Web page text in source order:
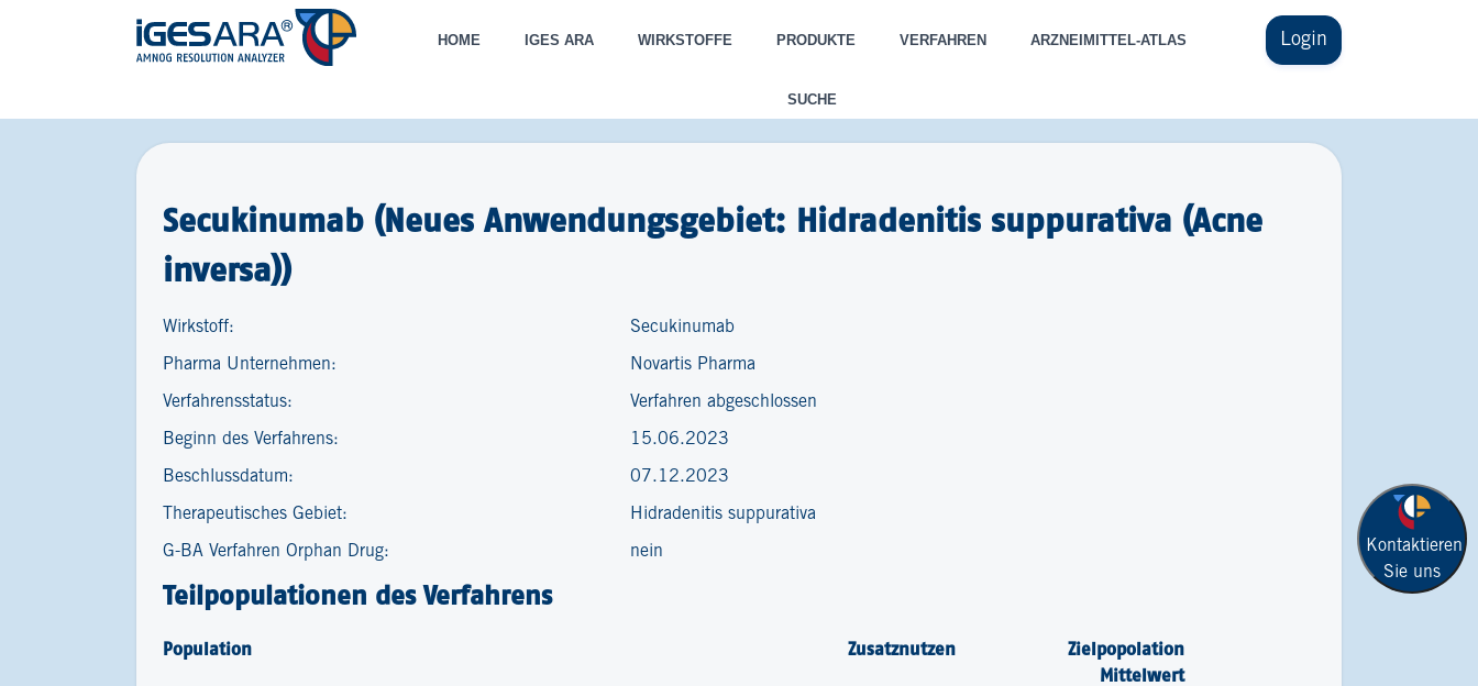
Login
HOME IGES ARA WIRKSTOFFE PRODUKTE VERFAHREN ARZNEIMITTEL-ATLAS
SUCHE
Kontaktieren
Sie uns
Secukinumab (Neues Anwendungsgebiet: Hidradenitis suppurativa (Acne
inversa))
Wirkstoff: Secukinumab
Pharma Unternehmen: Novartis Pharma
Verfahrensstatus: Verfahren abgeschlossen
Beginn des Verfahrens: 15.06.2023
Beschlussdatum: 07.12.2023
Therapeutisches Gebiet: Hidradenitis suppurativa
G-BA Verfahren Orphan Drug: nein
Teilpopulationen des Verfahrens
Population Zusatznutzen
Zielpopolation
Mittelwert